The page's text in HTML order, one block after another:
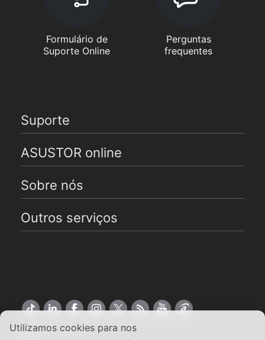
Utilizamos cookies para nos
Formulário de
Suporte Online
Perguntas
frequentes
Suporte
ASUSTOR online
Sobre nós
Outros serviços